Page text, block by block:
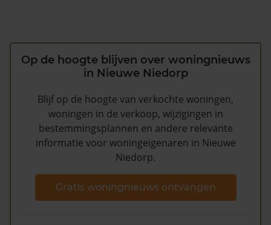
Op de hoogte blijven over woningnieuws
in Nieuwe Niedorp
Blijf op de hoogte van verkochte woningen,
woningen in de verkoop, wijzigingen in
bestemmingsplannen en andere relevante
informatie voor woningeigenaren in Nieuwe
Niedorp.
Gratis woningnieuws ontvangen